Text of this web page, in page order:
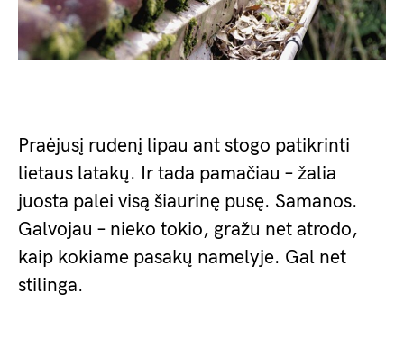
Praėjusį rudenį lipau ant stogo patikrinti
lietaus latakų. Ir tada pamačiau – žalia
juosta palei visą šiaurinę pusę. Samanos.
Galvojau – nieko tokio, gražu net atrodo,
kaip kokiame pasakų namelyje. Gal net
stilinga.